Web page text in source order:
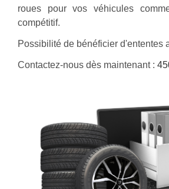
roues pour vos véhicules
compétitif.
Possibilité de bénéficier d'ententes
Contactez-nous dès maintenant :